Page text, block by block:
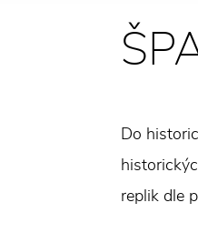
Do
replik dle